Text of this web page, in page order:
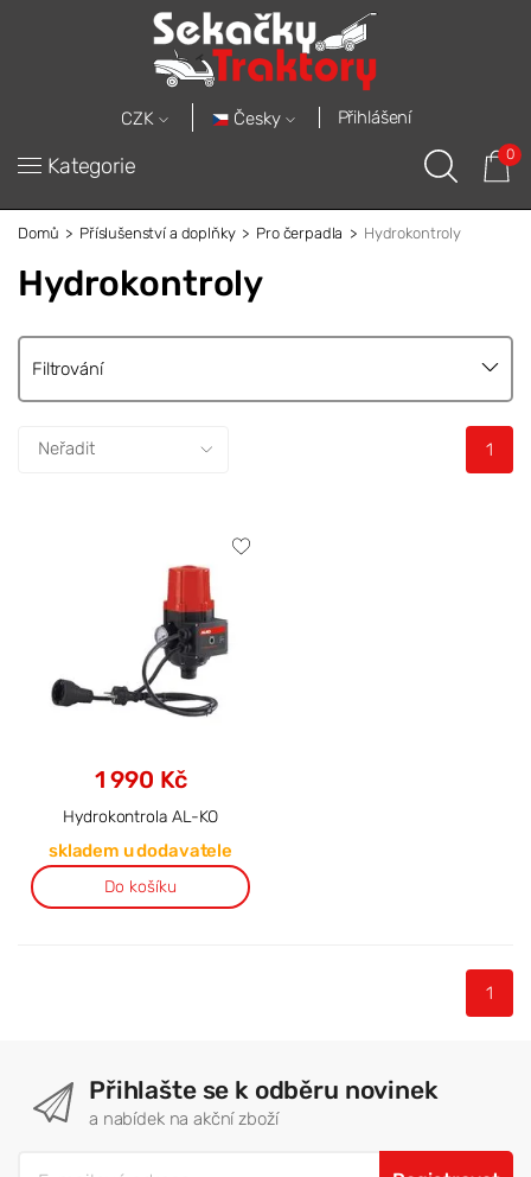
CZK Česky Přihlášení
Kategorie 0
Domů Příslušenství a doplňky Pro čerpadla Hydrokontroly
Hydrokontroly
Filtrování
1
1 990 Kč
Hydrokontrola AL-KO
skladem u dodavatele
Do košíku
1
Přihlašte se k odběru novinek
a nabídek na akční zboží